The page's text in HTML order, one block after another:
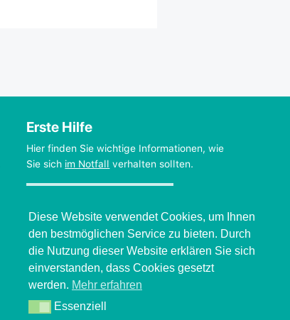
Erste Hilfe
Hier finden Sie wichtige Informationen, wie
Sie sich im Notfall verhalten sollten.
Diese Website verwendet Cookies, um Ihnen
den bestmöglichen Service zu bieten. Durch
die Nutzung dieser Website erklären Sie sich
einverstanden, dass Cookies gesetzt
werden. Mehr erfahren
EssenziellEssenziell